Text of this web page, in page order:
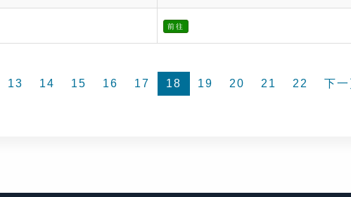
前往
13 14 15 16 17 18 19 20 21 22 下一